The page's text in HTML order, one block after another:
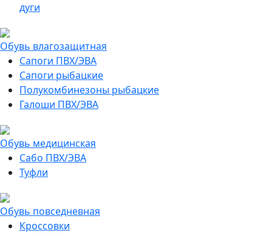
дуги
Обувь влагозащитная
Сапоги ПВХ/ЭВА
Сапоги рыбацкие
Полукомбинезоны рыбацкие
Галоши ПВХ/ЭВА
Обувь медицинская
Сабо ПВХ/ЭВА
Туфли
Обувь повседневная
Кроссовки